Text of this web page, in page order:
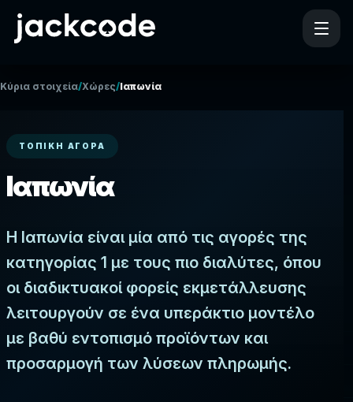
Κύρια στοιχεία/Χώρες/Ιαπωνία
ΤΟΠΙΚΉ ΑΓΟΡΆ
Ιαπωνία
Η Ιαπωνία είναι μία από τις αγορές της
κατηγορίας 1 με τους πιο διαλύτες, όπου
οι διαδικτυακοί φορείς εκμετάλλευσης
λειτουργούν σε ένα υπεράκτιο μοντέλο
με βαθύ εντοπισμό προϊόντων και
προσαρμογή των λύσεων πληρωμής.